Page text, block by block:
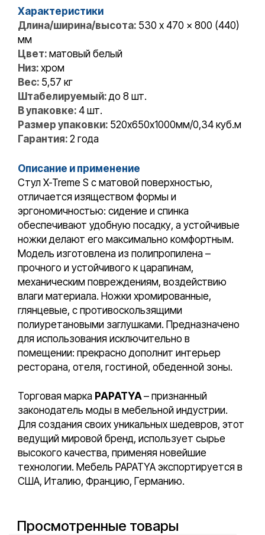
Характеристики
Длина/ширина/высота: 530 x 470 x 800 (440)
мм
Цвет: матовый белый
Низ: хром
Вес: 5,57 кг
Штабелируемый:до 8 шт.
В упаковке: 4 шт.
Размер упаковки: 520х650х1000мм/0,34 куб.м
Гарантия: 2 года
Описание и применение
Стул X-Treme S с матовой поверхностью,
отличается изяществом формы и
эргономичностью: сидение и спинка
обеспечивают удобную посадку, а устойчивые
ножки делают его максимально комфортным.
Модель изготовлена из полипропилена –
прочного и устойчивого к царапинам,
механическим повреждениям, воздействию
влаги материала. Ножки хромированные,
глянцевые, с противоскользящими
полиуретановыми заглушками. Предназначено
для использования исключительно в
помещении: прекрасно дополнит интерьер
ресторана, отеля, гостиной, обеденной зоны.
Торговая марка PAPATYA– признанный
законодатель моды в мебельной индустрии.
Для создания своих уникальных шедевров, этот
ведущий мировой бренд, использует сырье
высокого качества, применяя новейшие
технологии. Мебель PAPATYA экспортируется в
США, Италию, Францию, Германию.
Просмотренные товары